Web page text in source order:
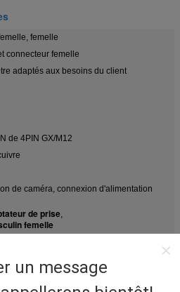
un message
femelle
connecteur femelle
adaptés aux besoins du client
de 4PIN GX/M12
de caméra, connexion d'alimentation
de prise,
femelle
connecteur masculin femelle d'aviation de